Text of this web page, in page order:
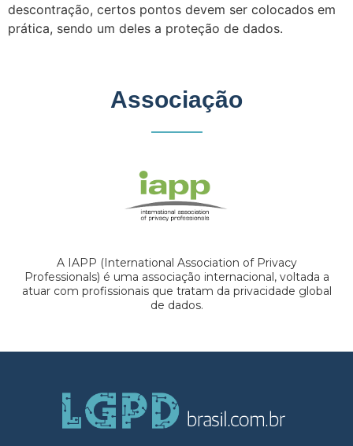
descontração, certos pontos devem ser colocados em
prática, sendo um deles a proteção de dados.
Associação
A IAPP (International Association of Privacy
Professionals) é uma associação internacional, voltada a
atuar com profissionais que tratam da privacidade global
de dados.